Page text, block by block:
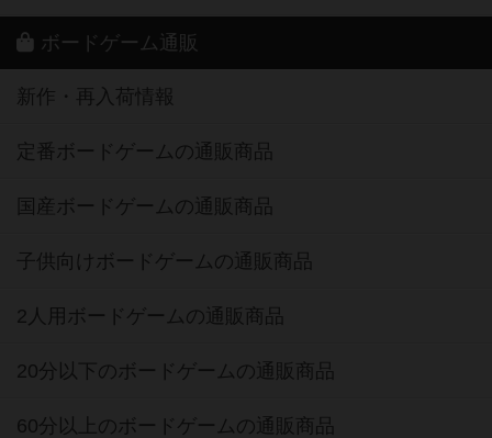
ボードゲーム通販
新作・再入荷情報
定番ボードゲームの通販商品
国産ボードゲームの通販商品
子供向けボードゲームの通販商品
2人用ボードゲームの通販商品
20分以下のボードゲームの通販商品
60分以上のボードゲームの通販商品